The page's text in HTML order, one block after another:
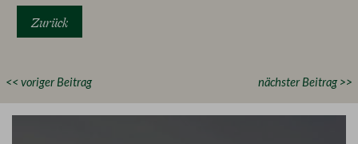
Zurück
<< voriger Beitrag nächster Beitrag >>